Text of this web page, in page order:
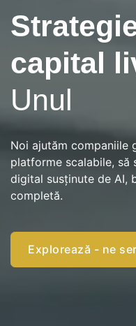
Consultanță și
urmează
De la strategie şi
Rusaka oferă
capital
Unul
Noi ajutăm companiile
platforme scalabile, să
digital susţinute de AI,
completă.
Explorează - ne